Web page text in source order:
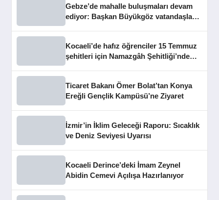
Gebze’de mahalle buluşmaları devam
ediyor: Başkan Büyükgöz vatandaşları
Kocaeli’de hafız öğrenciler 15 Temmuz
şehitleri için Namazgâh Şehitliği’nde
Ticaret Bakanı Ömer Bolat’tan Konya
Ereğli Gençlik Kampüsü’ne Ziyaret
İzmir’in İklim Geleceği Raporu: Sıcaklık
ve Deniz Seviyesi Uyarısı
Kocaeli Derince’deki İmam Zeynel
Abidin Cemevi Açılışa Hazırlanıyor